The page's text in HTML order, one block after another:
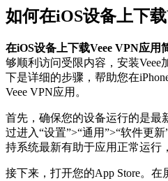
如何在iOS设备上下载
在iOS设备上下载Veee VPN应用
够顺利访问受限内容，安装Veee
下是详细的步骤，帮助您在
Veee VPN应用。
首先，确保您的设备运行的是最
过进入“设置”>“通用”>“软件更
持系统最新有助于应用正常运行
接下来，打开您的App Store。